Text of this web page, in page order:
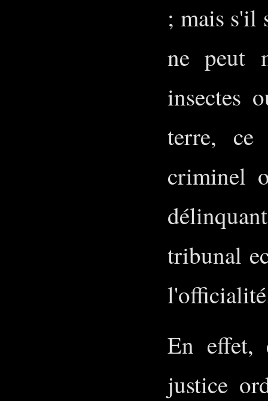
; mais s'il
ne peut
insectes
terre, ce
criminel
tribunal
En effet,
justice